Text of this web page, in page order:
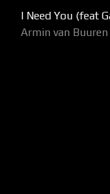
I Need You (feat
Armin van Buuren